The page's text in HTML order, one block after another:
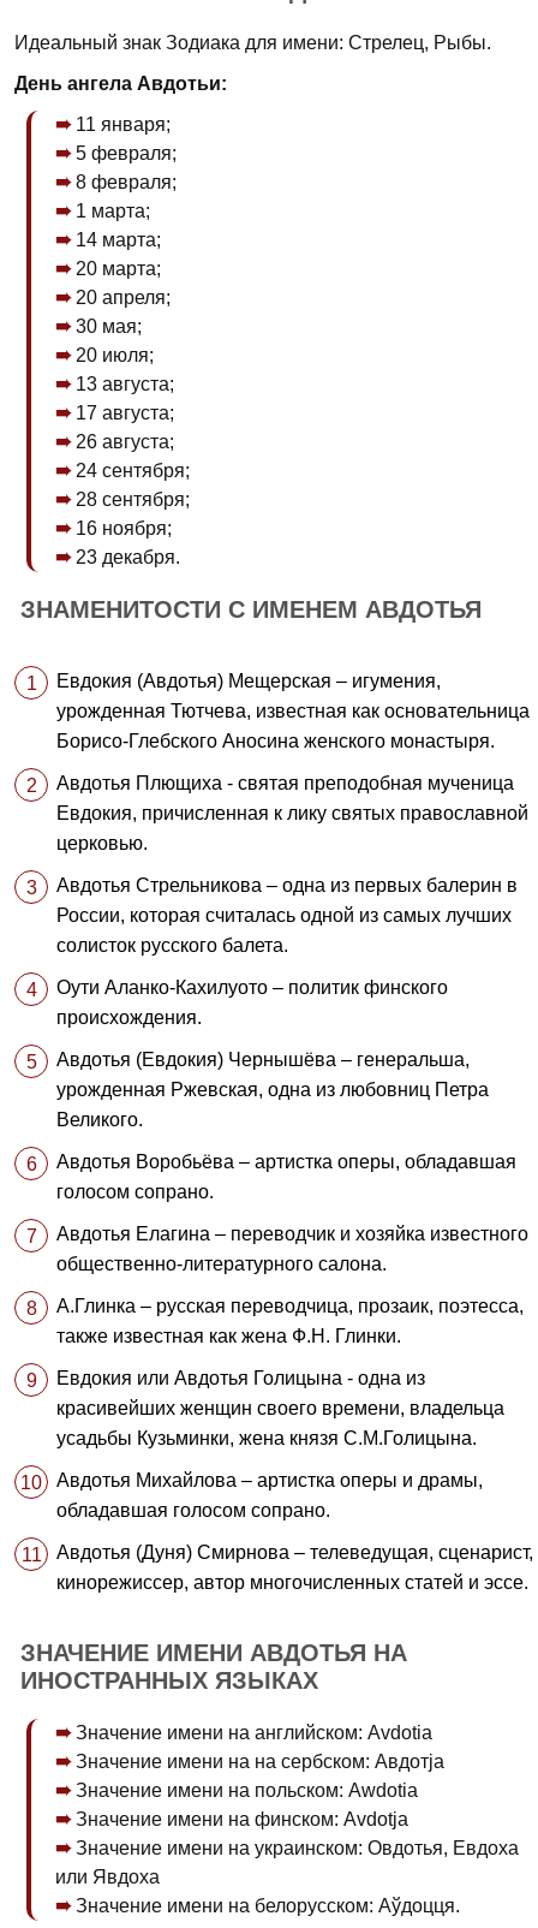
Идеальный знак Зодиака для имени: Стрелец, Рыбы.
День ангела Авдотьи:
11 января;
5 февраля;
8 февраля;
1 марта;
14 марта;
20 марта;
20 апреля;
30 мая;
20 июля;
13 августа;
17 августа;
26 августа;
24 сентября;
28 сентября;
16 ноября;
23 декабря.
ЗНАМЕНИТОСТИ С ИМЕНЕМ АВДОТЬЯ
Евдокия (Авдотья) Мещерская – игумения,
урожденная Тютчева, известная как основательница
Борисо-Глебского Аносина женского монастыря.
Авдотья Плющиха - святая преподобная мученица
Евдокия, причисленная к лику святых православной
церковью.
Авдотья Стрельникова – одна из первых балерин в
России, которая считалась одной из самых лучших
солисток русского балета.
Оути Аланко-Кахилуото – политик финского
происхождения.
Авдотья (Евдокия) Чернышёва – генеральша,
урожденная Ржевская, одна из любовниц Петра
Великого.
Авдотья Воробьёва – артистка оперы, обладавшая
голосом сопрано.
Авдотья Елагина – переводчик и хозяйка известного
общественно-литературного салона.
А.Глинка – русская переводчица, прозаик, поэтесса,
также известная как жена Ф.Н. Глинки.
Евдокия или Авдотья Голицына - одна из
красивейших женщин своего времени, владельца
усадьбы Кузьминки, жена князя С.М.Голицына.
Авдотья Михайлова – артистка оперы и драмы,
обладавшая голосом сопрано.
Авдотья (Дуня) Смирнова – телеведущая, сценарист,
кинорежиссер, автор многочисленных статей и эссе.
ЗНАЧЕНИЕ ИМЕНИ АВДОТЬЯ НА
ИНОСТРАННЫХ ЯЗЫКАХ
Значение имени на английском: Avdotia
Значение имени на на сербском: Авдотја
Значение имени на польском: Awdotia
Значение имени на финском: Avdotja
Значение имени на украинском: Овдотья, Евдоха
или Явдоха
Значение имени на белорусском: Аўдоцця.